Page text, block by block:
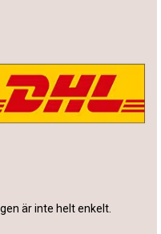
är inte helt enkelt.